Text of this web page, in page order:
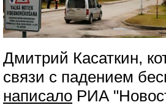
Дмитрий Касаткин,
связи с падением
написало РИА